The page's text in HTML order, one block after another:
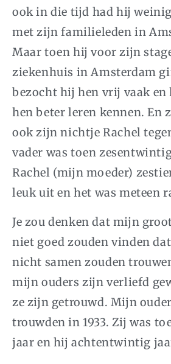
ook in die tijd had hij
met zijn familieleden in
Maar toen hij voor zijn
ziekenhuis in Amsterdam
bezocht hij hen vrij vaak en
hen beter leren kennen. En
ook zijn nichtje Rachel
vader was toen
Rachel (mijn moeder)
leuk uit en het was meteen
Je zou denken dat mijn
niet goed zouden vinden
nicht samen zouden
mijn ouders zijn verliefd
ze zijn getrouwd. Mijn
trouwden in 1933. Zij was
jaar en hij achtentwintig